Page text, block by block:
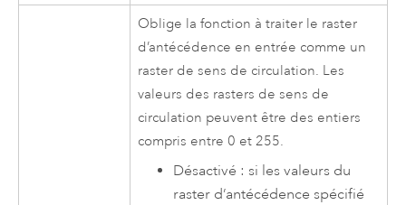
Oblige la fonction à traiter le raster
d’antécédence en entrée comme un
raster de sens de circulation. Les
valeurs des rasters de sens de
circulation peuvent être des entiers
compris entre 0 et 255.
Désactivé : si les valeurs du
raster d’antécédence spécifié